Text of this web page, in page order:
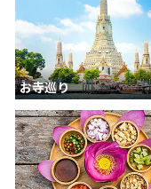
お寺巡り